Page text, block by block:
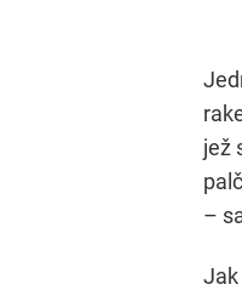
jež
–
Jak